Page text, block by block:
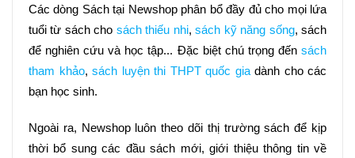
Các dòng Sách tại Newshop phân bổ đầy đủ cho mọi lứa
tuổi từ sách cho sách thiếu nhi, sách kỹ năng sống, sách
để nghiên cứu và học tập... Đặc biệt chú trọng đến sách
tham khảo, sách luyện thi THPT quốc gia dành cho các
bạn học sinh.
Ngoài ra, Newshop luôn theo dõi thị trường sách để kịp
thời bổ sung các đầu sách mới, giới thiệu thông tin về